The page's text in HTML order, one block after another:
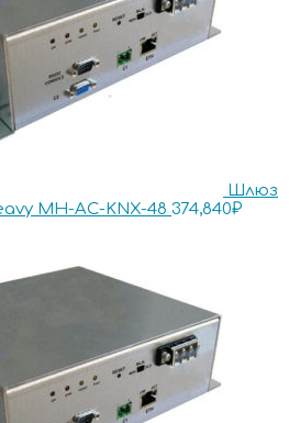
Шлюз
MH-AC-KNX-48 374,840₽